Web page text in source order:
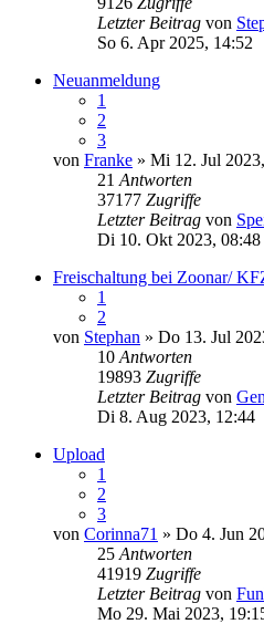
Letzter Beitrag von
So 6. Apr 2025, 14:52
Neuanmeldung
1
2
3
von Franke » Mi 12. Jul
21 Antworten
37177 Zugriffe
Letzter Beitrag von
Di 10. Okt 2023, 08:48
Freischaltung bei Zoonar/
1
2
von Stephan » Do 13. Jul
10 Antworten
19893 Zugriffe
Letzter Beitrag von
Di 8. Aug 2023, 12:44
Upload
1
2
3
von Corinna71 » Do 4. Jun
25 Antworten
41919 Zugriffe
Letzter Beitrag von
Mo 29. Mai 2023,